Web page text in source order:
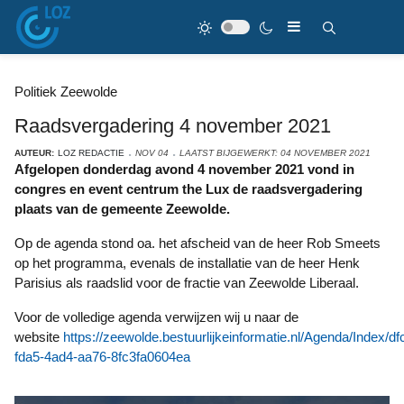
Politiek Zeewolde
Raadsvergadering 4 november 2021
AUTEUR: LOZ REDACTIE NOV 04 LAATST BIJGEWERKT: 04 NOVEMBER 2021
Afgelopen donderdag avond 4 november 2021 vond in
congres en event centrum the Lux de raadsvergadering
plaats van de gemeente Zeewolde.
Op de agenda stond oa. het afscheid van de heer Rob Smeets
op het programma, evenals de installatie van de heer Henk
Parisius als raadslid voor de fractie van Zeewolde Liberaal.
Voor de volledige agenda verwijzen wij u naar de
website https://zeewolde.bestuurlijkeinformatie.nl/Agenda/Index/
fda5-4ad4-aa76-8fc3fa0604ea